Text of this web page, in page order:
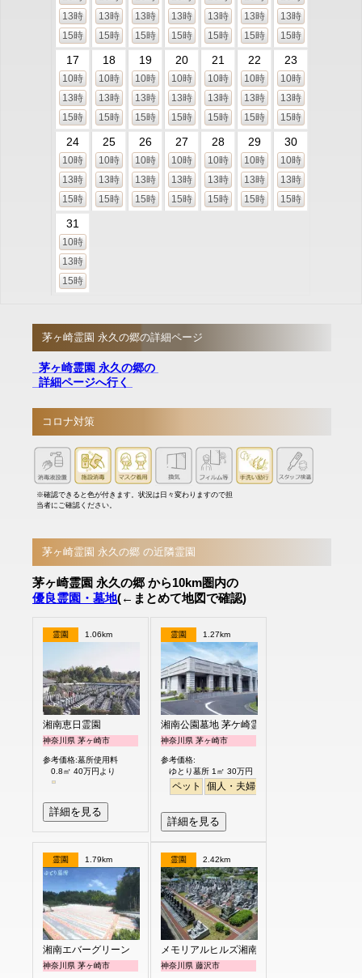
13時
15時
13時
15時
13時
15時
13時
15時
13時
15時
13時
15時
13時
15時
17
10時
13時
15時
18
10時
13時
15時
19
10時
13時
15時
20
10時
13時
15時
21
10時
13時
15時
22
10時
13時
15時
23
10時
13時
15時
24
10時
13時
15時
25
10時
13時
15時
26
10時
13時
15時
27
10時
13時
15時
28
10時
13時
15時
29
10時
13時
15時
30
10時
13時
15時
31
10時
13時
15時
茅ヶ崎霊園 永久の郷の詳細ページ
茅ヶ崎霊園 永久の郷の
詳細ページへ行く
コロナ対策
※確認できると色が付きます。状況は日々変わりますので担
当者にご確認ください。
茅ヶ崎霊園 永久の郷 の近隣霊園
茅ヶ崎霊園 永久の郷 から10km圏内の
優良霊園・墓地(←まとめて地図で確認)
霊園 1.06km
湘南恵日霊園
神奈川県 茅ヶ崎市
参考価格:墓所使用料
0.8㎡ 40万円より
詳細を見る
霊園 1.27km
湘南公園墓地 茅ケ崎霊園
神奈川県 茅ヶ崎市
参考価格:
ゆとり墓所 1㎡ 30万円
ペット 個人・夫婦
詳細を見る
霊園 1.79km
湘南エバーグリーン
神奈川県 茅ヶ崎市
霊園 2.42km
メモリアルヒルズ湘南
神奈川県 藤沢市